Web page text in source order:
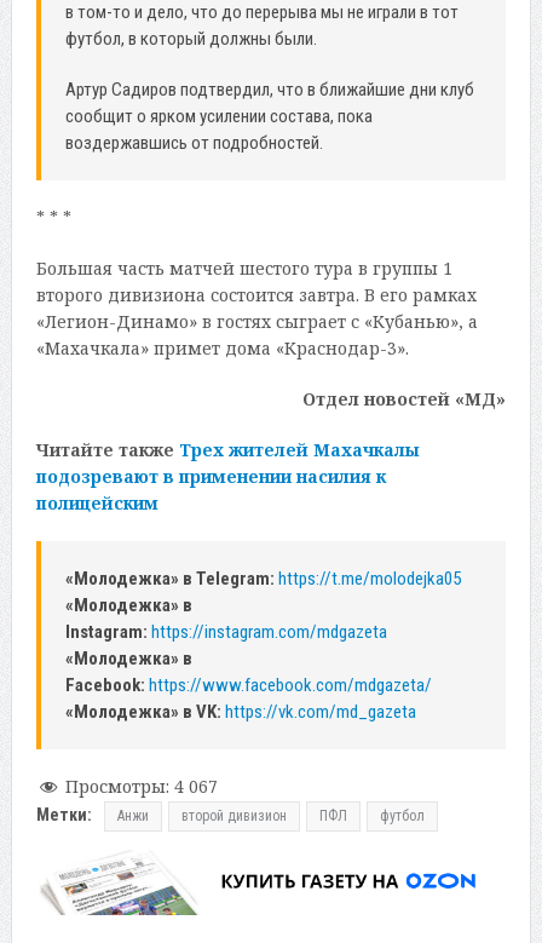
в том-то и дело, что до перерыва мы не играли в тот
футбол, в который должны были.
Артур Садиров подтвердил, что в ближайшие дни клуб
сообщит о ярком усилении состава, пока
воздержавшись от подробностей.
* * *
Большая часть матчей шестого тура в группы 1
второго дивизиона состоится завтра. В его рамках
«Легион-Динамо» в гостях сыграет с «Кубанью», а
«Махачкала» примет дома «Краснодар-3».
Отдел новостей «МД»
Читайте также Трех жителей Махачкалы
подозревают в применении насилия к
полицейским
«Молодежка» в Telegram: https://t.me/molodejka05
«Молодежка» в
Instagram: https://instagram.com/mdgazeta
«Молодежка» в
Facebook: https://www.facebook.com/mdgazeta/
«Молодежка» в VK: https://vk.com/md_gazeta
Просмотры: 4 067
Метки: Анжи второй дивизион ПФЛ футбол